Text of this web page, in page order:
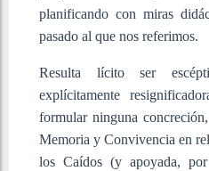
planificando con miras
pasado al que nos referimos.
Resulta lícito ser
explícitamente
formular ninguna
Memoria y Convivencia en
los Caídos (y apoyada,